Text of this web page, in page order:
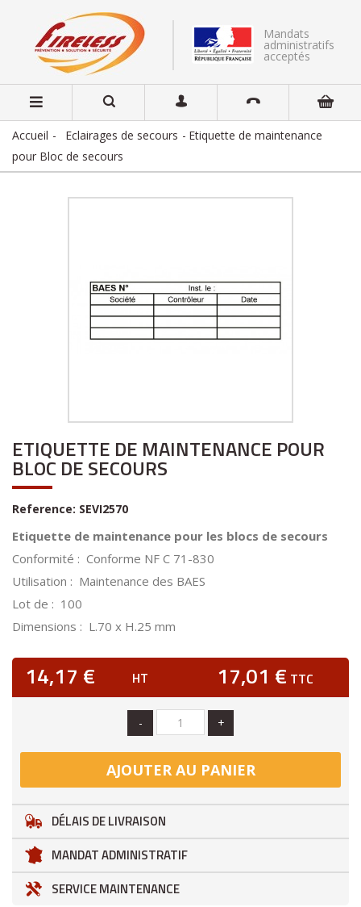
Mandats
administratifs
acceptés
Accueil Eclairages de secours
Etiquette de maintenance
pour Bloc de secours
ETIQUETTE DE MAINTENANCE POUR
BLOC DE SECOURS
Reference: SEVI2570
Etiquette de maintenance pour les blocs de secours
Conformité : Conforme NF C 71-830
Utilisation : Maintenance des BAES
Lot de : 100
Dimensions : L.70 x H.25 mm
14,17 € HT 17,01 € TTC
- +
AJOUTER AU PANIER
DÉLAIS DE LIVRAISON
MANDAT ADMINISTRATIF
SERVICE MAINTENANCE